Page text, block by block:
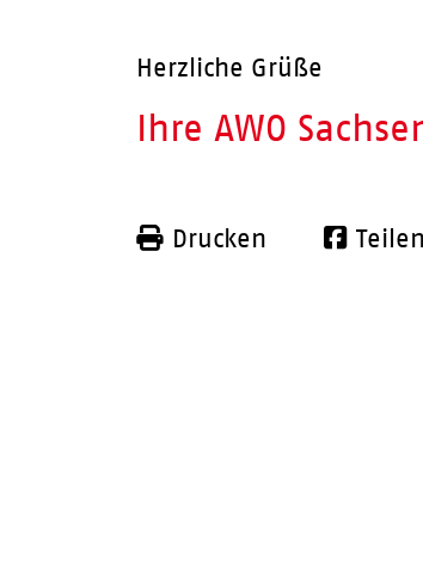
Herzliche Grüße
Ihre AWO
Drucken Teilen